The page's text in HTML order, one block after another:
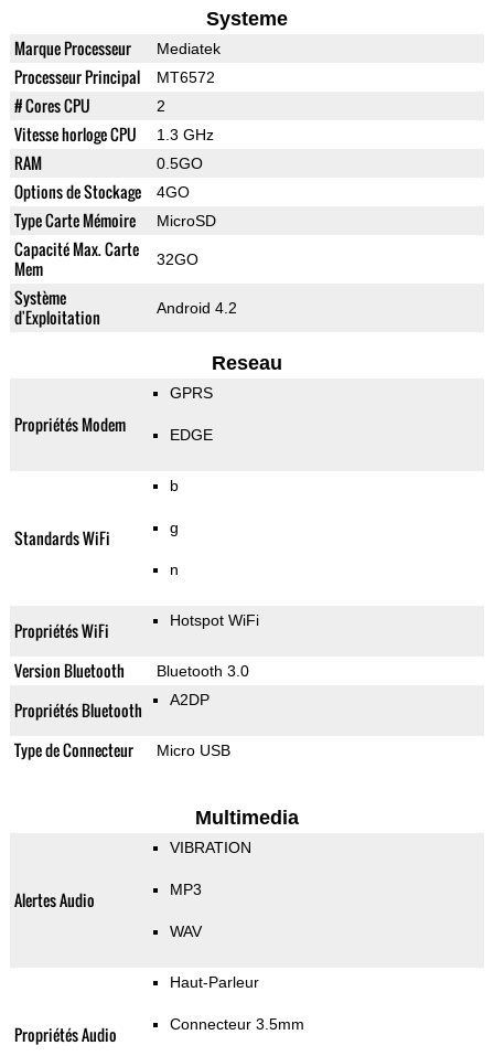
Systeme
Marque Processeur Mediatek
Processeur Principal MT6572
# Cores CPU 2
Vitesse horloge CPU 1.3 GHz
RAM 0.5GO
Options de Stockage 4GO
Type Carte Mémoire MicroSD
Capacité Max. Carte
Mem
32GO
Système
d'Exploitation
Android 4.2
Reseau
Propriétés Modem
GPRS
EDGE
Standards WiFi
b
g
n
Propriétés WiFi Hotspot WiFi
Version Bluetooth Bluetooth 3.0
Propriétés Bluetooth A2DP
Type de Connecteur Micro USB
Multimedia
Alertes Audio
VIBRATION
MP3
WAV
Propriétés Audio
Haut-Parleur
Connecteur 3.5mm